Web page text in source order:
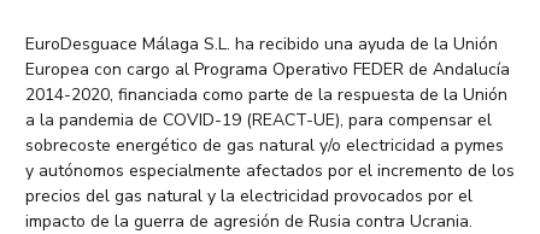
EuroDesguace Málaga S.L. ha recibido una ayuda de la Unión
Europea con cargo al Programa Operativo FEDER de Andalucía
2014-2020, financiada como parte de la respuesta de la Unión
a la pandemia de COVID-19 (REACT-UE), para compensar el
sobrecoste energético de gas natural y/o electricidad a pymes
y autónomos especialmente afectados por el incremento de los
precios del gas natural y la electricidad provocados por el
impacto de la guerra de agresión de Rusia contra Ucrania.